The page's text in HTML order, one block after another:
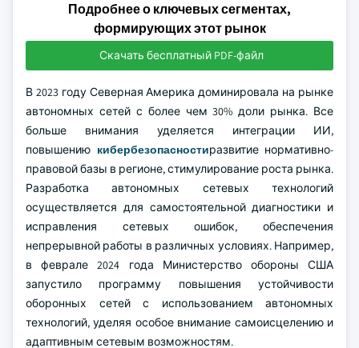
Подробнее о ключевых сегментах,
формирующих этот рынок
Скачать бесплатный PDF-файл
В 2023 году Северная Америка доминировала на рынке
автономных сетей с более чем 30% доли рынка. Все
больше внимания уделяется интеграции ИИ,
повышению кибербезопасностиразвитие нормативно-
правовой базы в регионе, стимулирование роста рынка.
Разработка автономных сетевых технологий
осуществляется для самостоятельной диагностики и
исправления сетевых ошибок, обеспечения
непрерывной работы в различных условиях. Например,
в феврале 2024 года Министерство обороны США
запустило программу повышения устойчивости
оборонных сетей с использованием автономных
технологий, уделяя особое внимание самоисцелению и
адаптивным сетевым возможностям.